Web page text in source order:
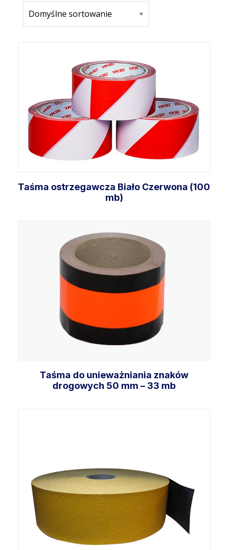
Taśma ostrzegawcza Biało Czerwona (100
mb)
Dodaj do koszyka
Taśma do unieważniania znaków
drogowych 50 mm – 33 mb